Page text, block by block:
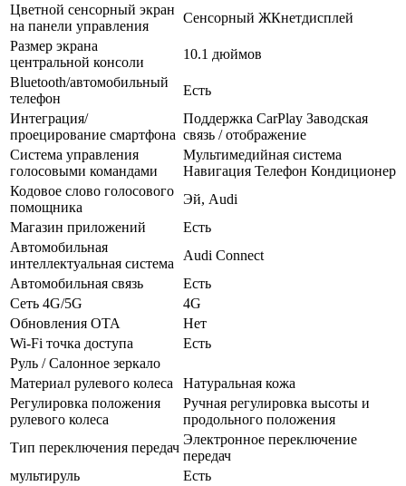
Цветной сенсорный экран
на панели управления
Сенсорный ЖКнетдисплей
Размер экрана
центральной консоли
10.1 дюймов
Bluetooth/автомобильный
телефон
Есть
Интеграция/
проецирование смартфона
Поддержка CarPlay Заводская
связь / отображение
Система управления
голосовыми командами
Мультимедийная система
Навигация Телефон Кондиционер
Кодовое слово голосового
помощника
Эй, Audi
Магазин приложений
Есть
Автомобильная
интеллектуальная система
Audi Connect
Автомобильная связь
Есть
Сеть 4G/5G
4G
Обновления OTA
Нет
Wi-Fi точка доступа
Есть
Руль / Салонное зеркало
Материал рулевого колеса
Натуральная кожа
Регулировка положения
рулевого колеса
Ручная регулировка высоты и
продольного положения
Тип переключения передач
Электронное переключение
передач
мультируль
Есть